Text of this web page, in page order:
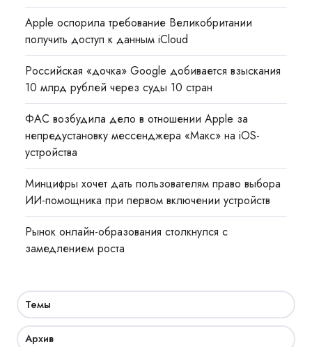
Apple оспорила требование Великобритании
получить доступ к данным iCloud
Российская «дочка» Google добивается взыскания
10 млрд рублей через суды 10 стран
ФАС возбудила дело в отношении Apple за
непредустановку мессенджера «Макс» на iOS-
устройства
Минцифры хочет дать пользователям право выбора
ИИ-помощника при первом включении устройств
Рынок онлайн-образования столкнулся с
замедлением роста
Темы
Архив